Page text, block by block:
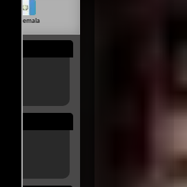
Guatemala